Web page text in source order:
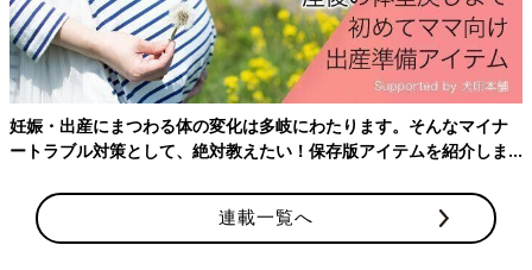
妊娠・出産にまつわる体の変化は多岐にわたります。そんなマイナ
ートラブル対策として、絶対教えたい！保存版アイテムを紹介しま
連載一覧へ